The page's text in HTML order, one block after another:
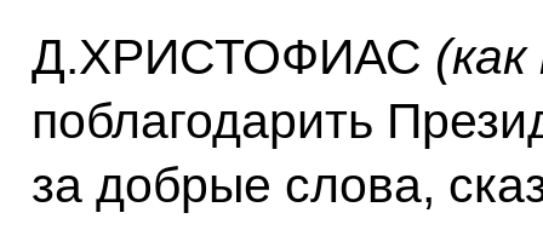
Д.ХРИСТОФИАС
поблагодарить
за добрые слова,